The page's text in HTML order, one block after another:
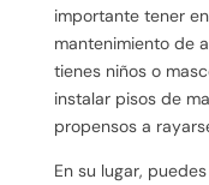
importante tener
mantenimiento de
tienes niños o
instalar pisos de
propensos a
En su lugar,